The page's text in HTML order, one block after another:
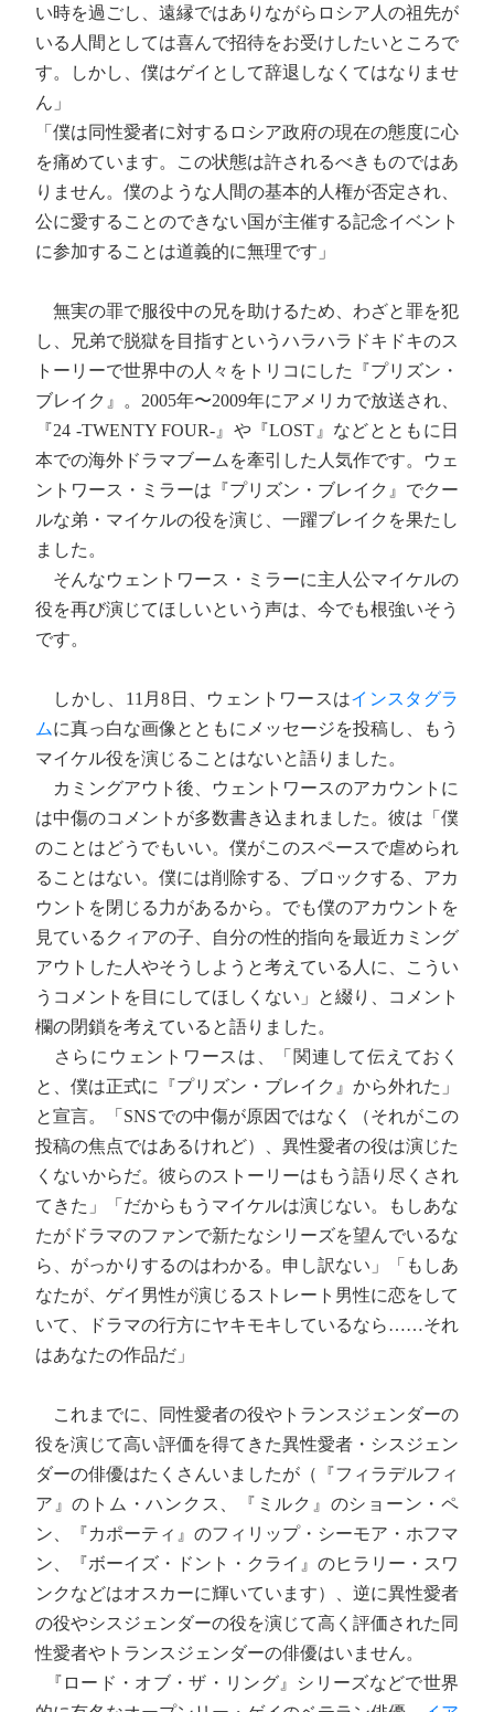
い時を過ごし、遠縁ではありながらロシア人の祖先が
いる人間としては喜んで招待をお受けしたいところで
す。しかし、僕はゲイとして辞退しなくてはなりませ
ん」
「僕は同性愛者に対するロシア政府の現在の態度に心
を痛めています。この状態は許されるべきものではあ
りません。僕のような人間の基本的人権が否定され、
公に愛することのできない国が主催する記念イベント
に参加することは道義的に無理です」
無実の罪で服役中の兄を助けるため、わざと罪を犯
し、兄弟で脱獄を目指すというハラハラドキドキのス
トーリーで世界中の人々をトリコにした『プリズン・
ブレイク』。2005年〜2009年にアメリカで放送され、
『24 -TWENTY FOUR-』や『LOST』などとともに日
本での海外ドラマブームを牽引した人気作です。ウェ
ントワース・ミラーは『プリズン・ブレイク』でクー
ルな弟・マイケルの役を演じ、一躍ブレイクを果たし
ました。
そんなウェントワース・ミラーに主人公マイケルの
役を再び演じてほしいという声は、今でも根強いそう
です。
しかし、11月8日、ウェントワースはインスタグラ
ムに真っ白な画像とともにメッセージを投稿し、もう
マイケル役を演じることはないと語りました。
カミングアウト後、ウェントワースのアカウントに
は中傷のコメントが多数書き込まれました。彼は「僕
のことはどうでもいい。僕がこのスペースで虐められ
ることはない。僕には削除する、ブロックする、アカ
ウントを閉じる力があるから。でも僕のアカウントを
見ているクィアの子、自分の性的指向を最近カミング
アウトした人やそうしようと考えている人に、こうい
うコメントを目にしてほしくない」と綴り、コメント
欄の閉鎖を考えていると語りました。
さらにウェントワースは、「関連して伝えておく
と、僕は正式に『プリズン・ブレイク』から外れた」
と宣言。「SNSでの中傷が原因ではなく（それがこの
投稿の焦点ではあるけれど）、異性愛者の役は演じた
くないからだ。彼らのストーリーはもう語り尽くされ
てきた」「だからもうマイケルは演じない。もしあな
たがドラマのファンで新たなシリーズを望んでいるな
ら、がっかりするのはわかる。申し訳ない」「もしあ
なたが、ゲイ男性が演じるストレート男性に恋をして
いて、ドラマの行方にヤキモキしているなら……それ
はあなたの作品だ」
これまでに、同性愛者の役やトランスジェンダーの
役を演じて高い評価を得てきた異性愛者・シスジェン
ダーの俳優はたくさんいましたが（『フィラデルフィ
ア』のトム・ハンクス、『ミルク』のショーン・ペ
ン、『カポーティ』のフィリップ・シーモア・ホフマ
ン、『ボーイズ・ドント・クライ』のヒラリー・スワ
ンクなどはオスカーに輝いています）、逆に異性愛者
の役やシスジェンダーの役を演じて高く評価された同
性愛者やトランスジェンダーの俳優はいません。
『ロード・オブ・ザ・リング』シリーズなどで世界